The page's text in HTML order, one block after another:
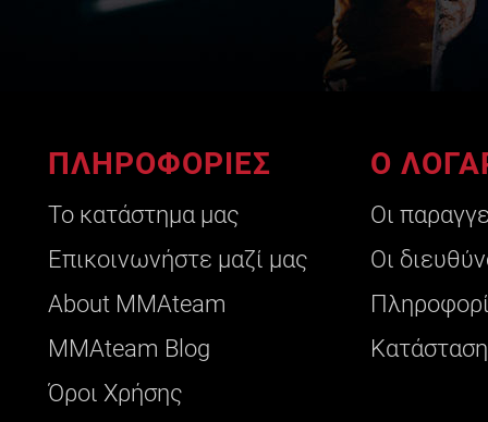
ΠΛΗΡΟΦΟΡΙΕΣ
Το κατάστημα μας
Επικοινωνήστε μαζί μας
About ΜΜΑteam
ΜΜΑteam Blog
Όροι Χρήσης
Ο
Οι
Οι